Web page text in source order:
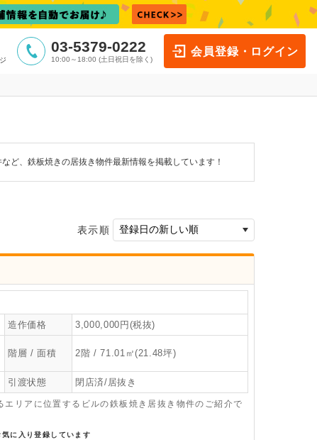
03-5379-0222
10:00～18:00 (土日祝日を除く)
会員登録・ログイン
ど、鉄板焼きの居抜き物件最新情報を掲載しています！
表示順
造作価格 3,000,000円(税抜)
階層 / 面積 2階 / 71.01㎡(21.48坪)
引渡状態 閉店済/居抜き
リアに位置するビルの鉄板焼き居抜き物件のご紹介で
気に入り登録しています